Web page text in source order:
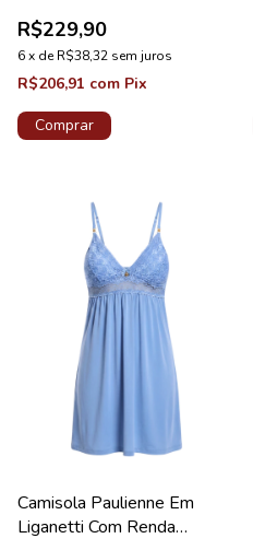
R$229,90
6x deR$38,32 sem juros
R$206,91 com Pix
Comprar
Camisola Paulienne Em
Liganetti Com Renda